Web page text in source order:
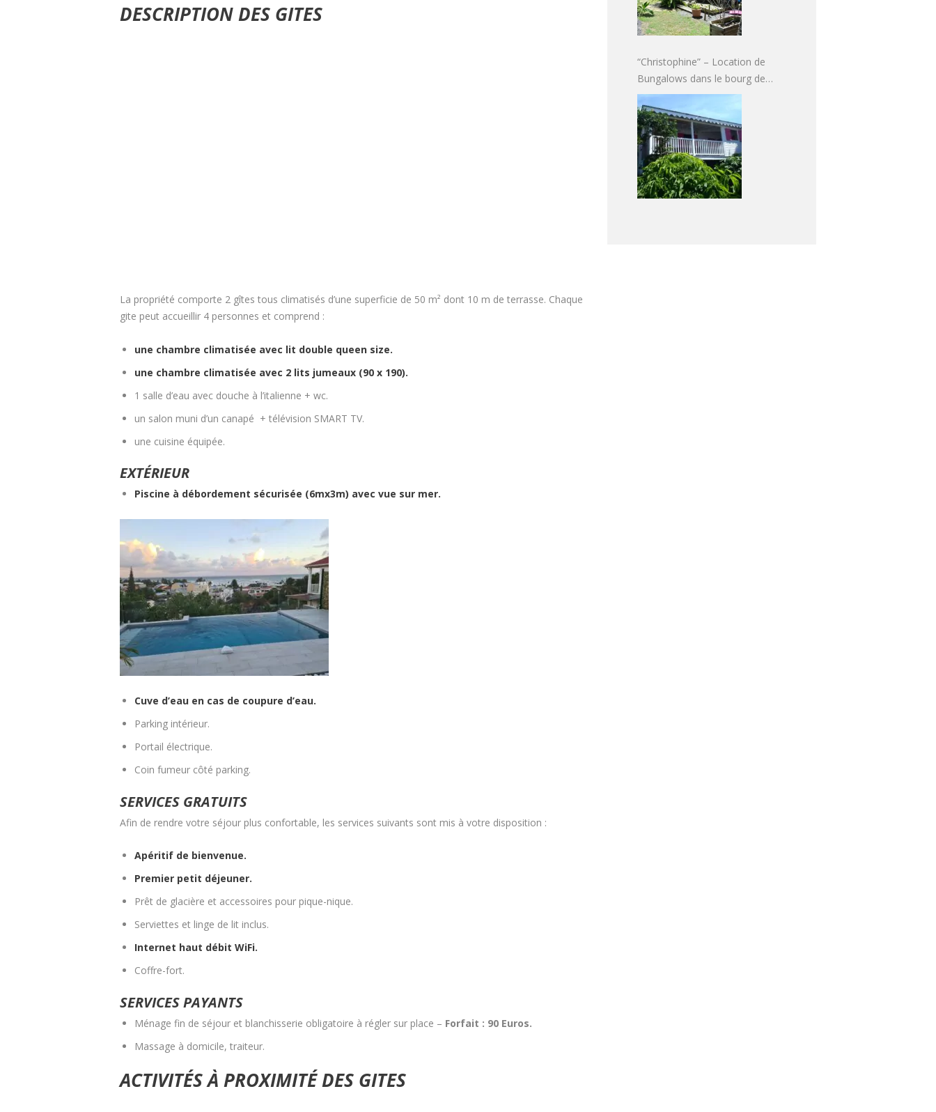
DESCRIPTION DES GITES
La propriété comporte 2 gîtes tous climatisés d’une superficie de 50 m² dont 10 m de terrasse. Chaque
gite peut accueillir 4 personnes et comprend :
une chambre climatisée avec lit double queen size.
une chambre climatisée avec 2 lits jumeaux (90 x 190).
1 salle d’eau avec douche à l’italienne + wc.
un salon muni d’un canapé + télévision SMART TV.
une cuisine équipée.
EXTÉRIEUR
Piscine à débordement sécurisée (6mx3m) avec vue sur mer.
Cuve d’eau en cas de coupure d’eau.
Parking intérieur.
Portail électrique.
Coin fumeur côté parking.
SERVICES GRATUITS
Afin de rendre votre séjour plus confortable, les services suivants sont mis à votre disposition :
Apéritif de bienvenue.
Premier petit déjeuner.
Prêt de glacière et accessoires pour pique-nique.
Serviettes et linge de lit inclus.
Internet haut débit WiFi.
Coffre-fort.
SERVICES PAYANTS
Ménage fin de séjour et blanchisserie obligatoire à régler sur place – Forfait : 90 Euros.
Massage à domicile, traiteur.
ACTIVITÉS À PROXIMITÉ DES GITES
“Christophine” – Location de
Bungalows dans le bourg de
Sainte-Anne, Guadeloupe pour 2
à 7 personnes à partir de
42,85€/nuit